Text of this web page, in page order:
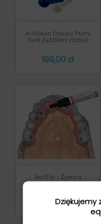
A-Silikon Classic Putty
Soft 2x300ml (Orbis)
Cena
199,00 zł
AcriFix - Żywica
Światłoutwardzalna Na
Napraw Protez
419,00 zł
Dziękujemy